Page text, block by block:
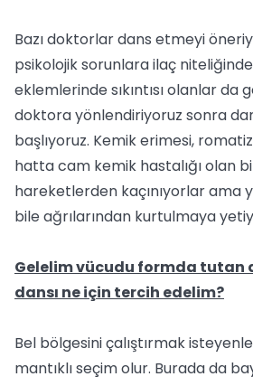
Bazı doktorlar dans etmeyi
psikolojik sorunlara ilaç niteliğinde
eklemlerinde sıkıntısı olanlar da
doktora yönlendiriyoruz sonra
başlıyoruz. Kemik erimesi,
hatta cam kemik hastalığı olan
hareketlerden kaçınıyorlar ama
bile ağrılarından kurtulmaya
Gelelim vücudu formda tutan
dansı ne için tercih edelim?
Bel bölgesini çalıştırmak
mantıklı seçim olur. Burada da